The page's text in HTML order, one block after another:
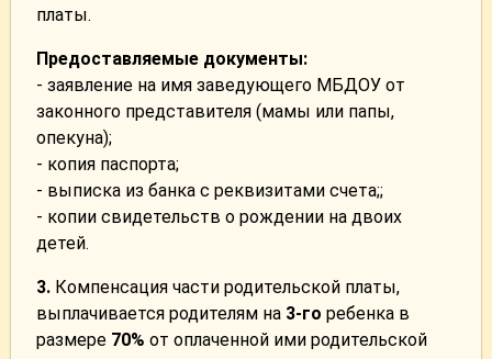
платы.
Предоставляемые документы:
- заявление на имя заведующего МБДОУ от
законного представителя (мамы или папы,
опекуна);
- копия паспорта;
- выписка из банка с реквизитами счета;;
- копии свидетельств о рождении на двоих
детей.
3. Компенсация части родительской платы,
выплачивается родителям на 3-го ребенка в
размере 70% от оплаченной ими родительской